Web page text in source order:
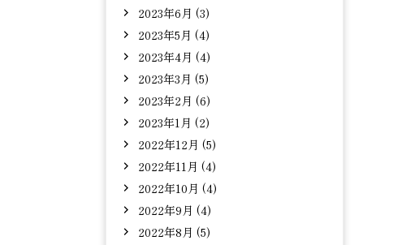
2023年6月 (3)
2023年5月 (4)
2023年4月 (4)
2023年3月 (5)
2023年2月 (6)
2023年1月 (2)
2022年12月 (5)
2022年11月 (4)
2022年10月 (4)
2022年9月 (4)
2022年8月 (5)